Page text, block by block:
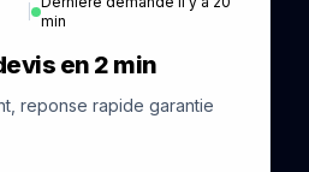
min
en 2 min
reponse rapide garantie